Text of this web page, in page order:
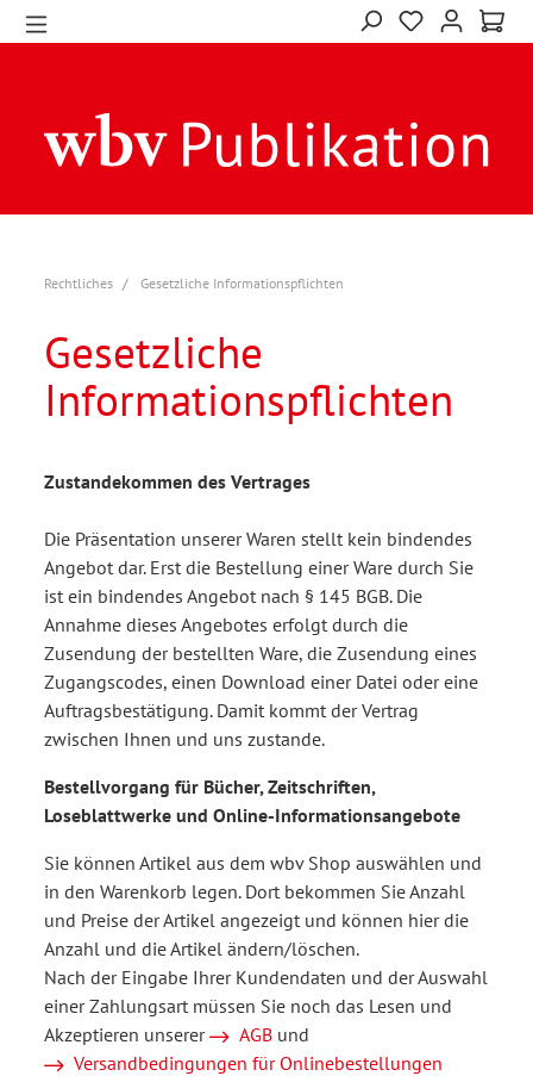
Rechtliches Gesetzliche Informationspflichten
Gesetzliche
Informationspflichten
Zustandekommen des Vertrages
Die Präsentation unserer Waren stellt kein bindendes
Angebot dar. Erst die Bestellung einer Ware durch Sie
ist ein bindendes Angebot nach § 145 BGB. Die
Annahme dieses Angebotes erfolgt durch die
Zusendung der bestellten Ware, die Zusendung eines
Zugangscodes, einen Download einer Datei oder eine
Auftragsbestätigung. Damit kommt der Vertrag
zwischen Ihnen und uns zustande.
Bestellvorgang für Bücher, Zeitschriften,
Loseblattwerke und Online-Informationsangebote
Sie können Artikel aus dem wbv Shop auswählen und
in den Warenkorb legen. Dort bekommen Sie Anzahl
und Preise der Artikel angezeigt und können hier die
Anzahl und die Artikel ändern/löschen.
Nach der Eingabe Ihrer Kundendaten und der Auswahl
einer Zahlungsart müssen Sie noch das Lesen und
Akzeptieren unserer
AGB und
Versandbedingungen für Onlinebestellungen